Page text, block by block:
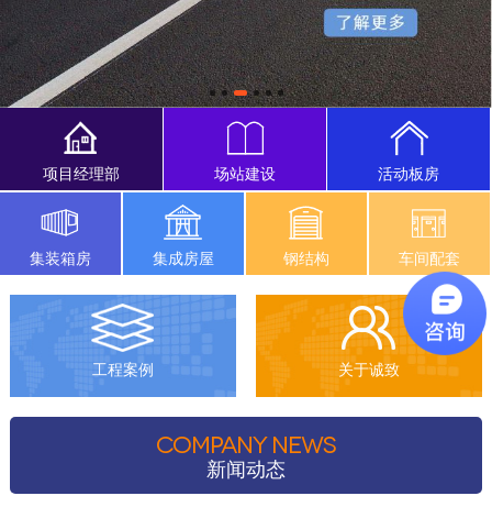
项目经理部 场站建设 活动板房
集装箱房 集成房屋 钢结构 车间配套
工程案例 关于诚致
COMPANY NEWS
新闻动态